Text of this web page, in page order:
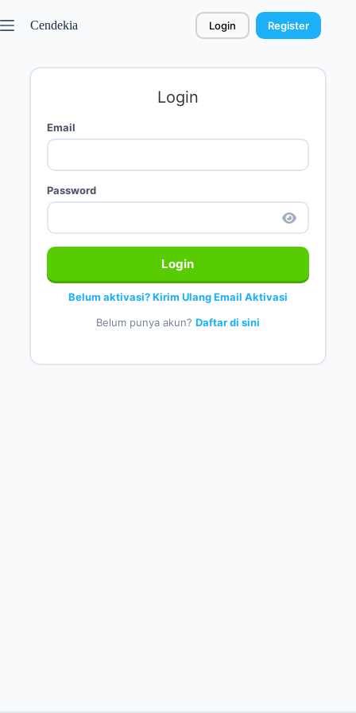
Cendekia Login Register
Login
Email
Password
Login
Belum aktivasi? Kirim Ulang Email Aktivasi
Belum punya akun? Daftar di sini